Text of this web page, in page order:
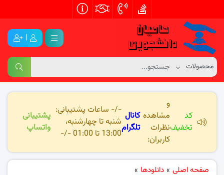
|
کد
تخفیف
و
مشاهده
نظرات
کاربران:
کانال
تلگرام
-/- ساعات پشتیبانی:
شنبه تا چهارشنبه،
13:00 تا 01:00 -/-
پشتیبانی
واتساپ
صفحه اصلی » دانلودها »